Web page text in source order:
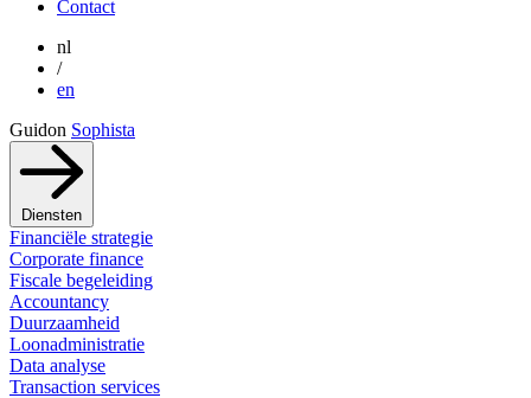
Contact
nl
/
en
Guidon Sophista
Diensten
Financiële strategie
Corporate finance
Fiscale begeleiding
Accountancy
Duurzaamheid
Loonadministratie
Data analyse
Transaction services